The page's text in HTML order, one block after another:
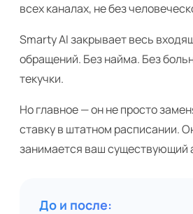
всех каналах, не без
Smarty AI закрывает весь
обращений. Без найма. Без
текучки.
Но главное — он не просто
ставку в штатном расписании.
занимается ваш существующий
До и после: